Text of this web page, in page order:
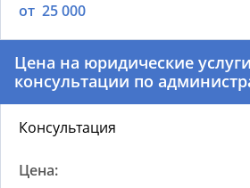
от 25 000
Цена на юридические
консультации по
Консультация